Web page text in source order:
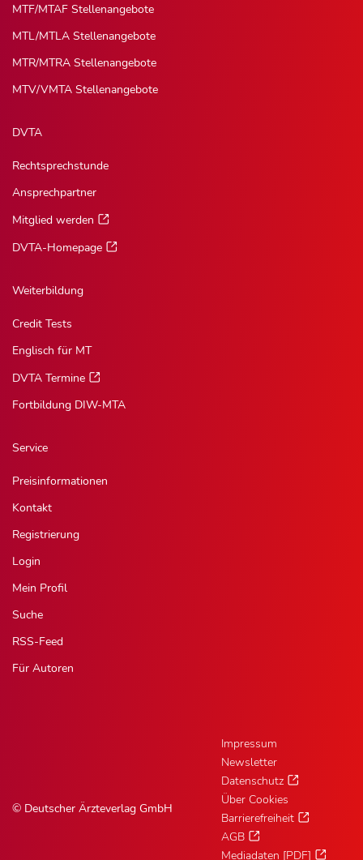
MTF/MTAF Stellenangebote
MTL/MTLA Stellenangebote
MTR/MTRA Stellenangebote
MTV/VMTA Stellenangebote
DVTA
Rechtsprechstunde
Ansprechpartner
Mitglied werden
DVTA-Homepage
Weiterbildung
Credit Tests
Englisch für MT
DVTA Termine
Fortbildung DIW-MTA
Service
Preisinformationen
Kontakt
Registrierung
Login
Mein Profil
Suche
RSS-Feed
Für Autoren
© Deutscher Ärzteverlag GmbH
Impressum
Newsletter
Datenschutz
Über Cookies
Barrierefreiheit
AGB
Mediadaten [PDF]